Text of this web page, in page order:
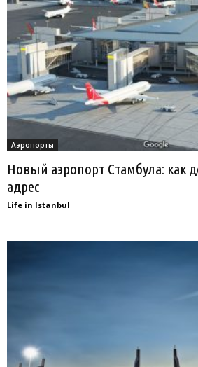
Аэропорты
Новый аэропорт Стамбула: как
адрес
Life in Istanbul